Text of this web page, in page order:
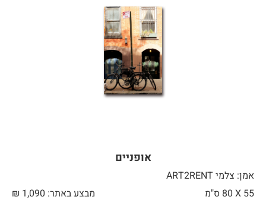
אופניים
אמן: צלמי ART2RENT
55 X
מבצע באתר: ₪ 1,090